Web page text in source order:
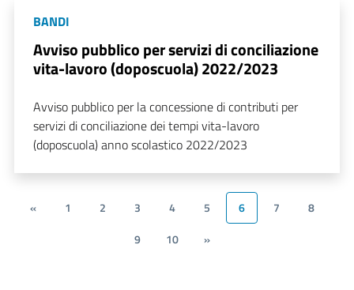
BANDI
Avviso pubblico per servizi di conciliazione
vita-lavoro (doposcuola) 2022/2023
Avviso pubblico per la concessione di contributi per
servizi di conciliazione dei tempi vita-lavoro
(doposcuola) anno scolastico 2022/2023
« 1 2 3 4 5 6 7
8
9
10 »